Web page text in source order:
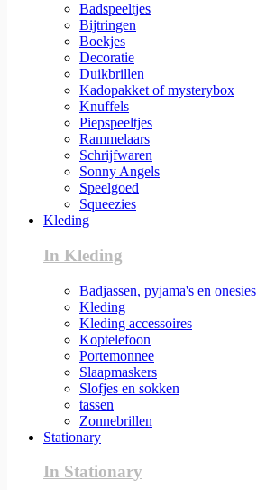
Badspeeltjes
Bijtringen
Boekjes
Decoratie
Duikbrillen
Kadopakket of mysterybox
Knuffels
Piepspeeltjes
Rammelaars
Schrijfwaren
Sonny Angels
Speelgoed
Squeezies
Kleding
In Kleding
Badjassen, pyjama's en onesies
Kleding
Kleding accessoires
Koptelefoon
Portemonnee
Slaapmaskers
Slofjes en sokken
tassen
Zonnebrillen
Stationary
In Stationary